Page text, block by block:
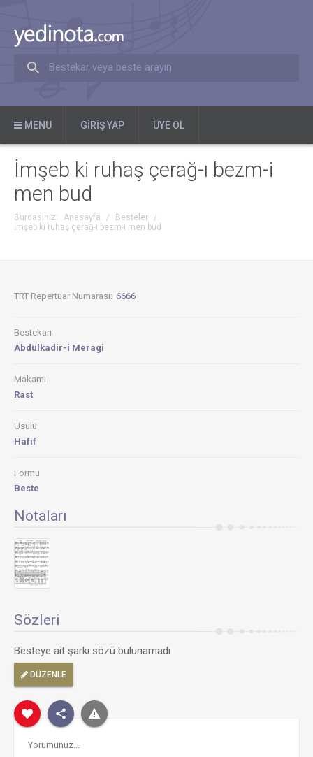
Bestekar veya beste arayın
MENÜ GIRIŞ YAP ÜYE OL
İmşeb ki ruhaş çerağ-ı bezm-i
men bud
Burdasınız: Anasayfa / Besteler
/
İmşeb ki ruhaş çerağ-ı bezm-i men bud
TRT Repertuar Numarası: 6666
Bestekarı
Abdülkadir-i Meragi
Makamı
Rast
Usulü
Hafif
Formu
Beste
Notaları
Sözleri
Besteye ait şarkı sözü bulunamadı
DÜZENLE